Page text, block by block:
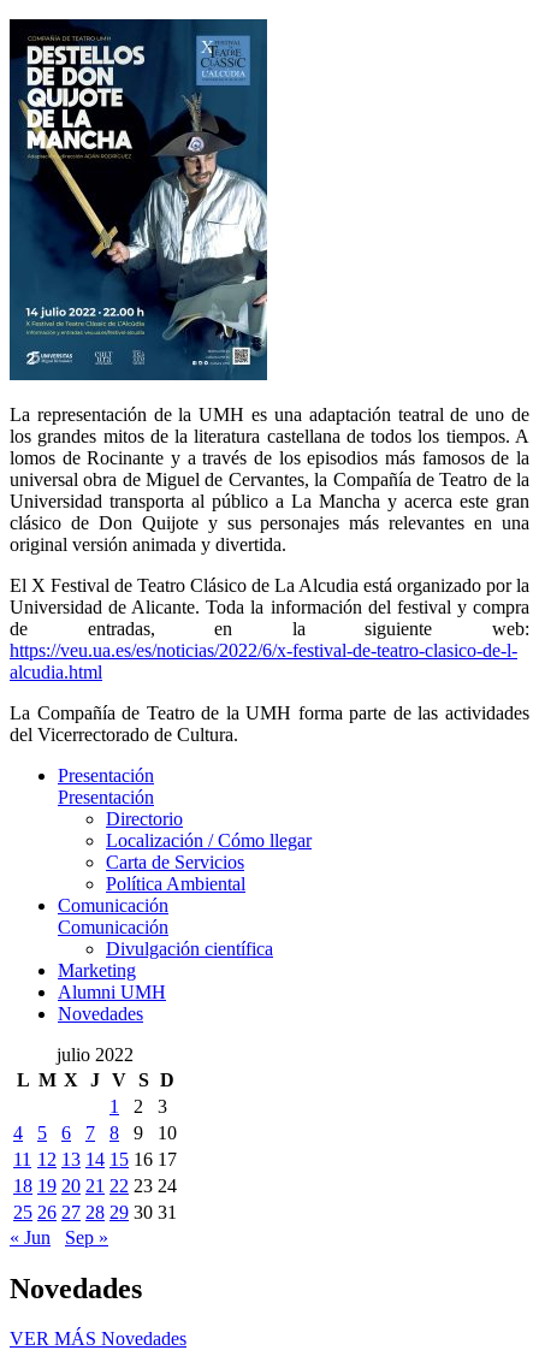
La representación de la UMH es una adaptación teatral de uno de
los grandes mitos de la literatura castellana de todos los tiempos. A
lomos de Rocinante y a través de los episodios más famosos de la
universal obra de Miguel de Cervantes, la Compañía de Teatro de la
Universidad transporta al público a La Mancha y acerca este gran
clásico de Don Quijote y sus personajes más relevantes en una
original versión animada y divertida.
El X Festival de Teatro Clásico de La Alcudia está organizado por la
Universidad de Alicante. Toda la información del festival y compra
de entradas, en la siguiente web:
https://veu.ua.es/es/noticias/2022/6/x-festival-de-teatro-clasico-de-l-
alcudia.html
La Compañía de Teatro de la UMH forma parte de las actividades
del Vicerrectorado de Cultura.
Presentación
Presentación
Directorio
Localización / Cómo llegar
Carta de Servicios
Política Ambiental
Comunicación
Comunicación
Divulgación científica
Marketing
Alumni UMH
Novedades
julio 2022
L M X J V S D
1
2
3
4
5 6 7 8 9
10
11 12 13 14 15 16 17
18 19 20 21 22 23 24
25 26 27 28 29 30 31
« Jun
Sep »
Novedades
VER MÁS Novedades